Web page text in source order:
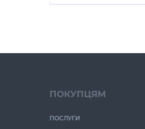
ПОКУПЦЯМ
ПОСЛУГИ